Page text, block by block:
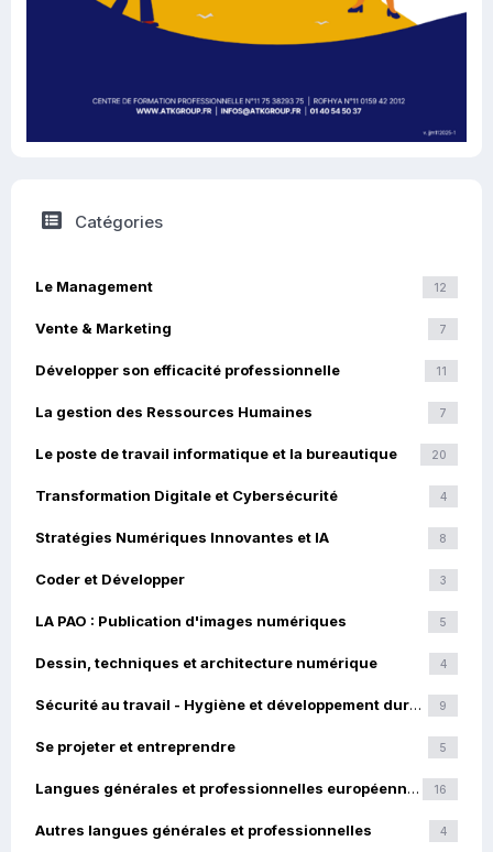
Catégories
12
Le Management
7
Vente & Marketing
11
Développer son efficacité professionnelle
7
La gestion des Ressources Humaines
20
Le poste de travail informatique et la bureautique
4
Transformation Digitale et Cybersécurité
8
Stratégies Numériques Innovantes et IA
3
Coder et Développer
5
LA PAO : Publication d'images numériques
4
Dessin, techniques et architecture numérique
9
Sécurité au travail - Hygiène et développement durable
5
Se projeter et entreprendre
16
Langues générales et professionnelles européennes
4
Autres langues générales et professionnelles